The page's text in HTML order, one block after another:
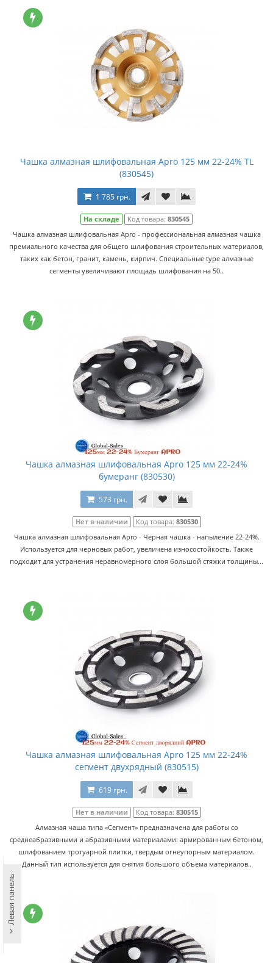
Чашка алмазная шлифовальная Apro 125 мм 22-24% TL
(830545)
1 785 грн.
На складе Код товара: 830545
Чашка алмазная шлифовальная Apro - профессиональная алмазная чашка
премиального качества для общего шлифования строительных материалов,
таких как бетон, гранит, камень, кирпич. Специальные type алмазные
сегменты увеличивают площадь шлифования на 50..
Чашка алмазная шлифовальная Apro 125 мм 22-24%
бумеранг (830530)
573 грн.
Нет в наличии Код товара: 830530
Чашка алмазная шлифовальная Apro - Черная чашка - напыление 22-24%.
Используется для черновых работ, увеличена износостойкость. Также
подходит для устранения неравномерного слоя большой стяжки толщины...
Чашка алмазная шлифовальная Apro 125 мм 22-24%
сегмент двухрядный (830515)
619 грн.
Нет в наличии Код товара: 830515
Алмазная чаша типа «Сегмент» предназначена для работы со
среднеабразивными и абразивными материалами: армированным бетоном,
шлифованием тротуарной плитки, твердым огнеупорным материалом.
Данный тип используется для снятия большого объема материалов..
Левая панель